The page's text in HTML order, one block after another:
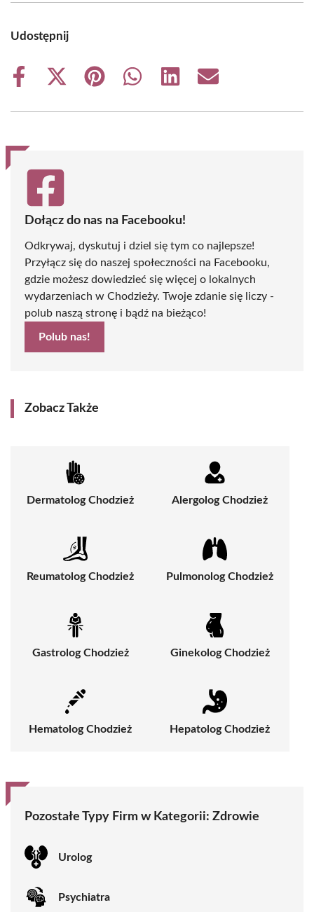
Udostępnij
Share
Share
(Twitter)
Share
Share
Share
Share
Dołącz do nas na Facebooku!
Odkrywaj, dyskutuj i dziel się tym co najlepsze!
Przyłącz się do naszej społeczności na Facebooku,
gdzie możesz dowiedzieć się więcej o lokalnych
wydarzeniach w Chodzieży. Twoje zdanie się liczy -
polub naszą stronę i bądź na bieżąco!
Polub nas!
Zobacz Także
Dermatolog Chodzież Alergolog Chodzież
Reumatolog Chodzież Pulmonolog Chodzież
Gastrolog Chodzież Ginekolog Chodzież
Hematolog Chodzież Hepatolog Chodzież
Pozostałe Typy Firm w Kategorii: Zdrowie
Urolog
Psychiatra